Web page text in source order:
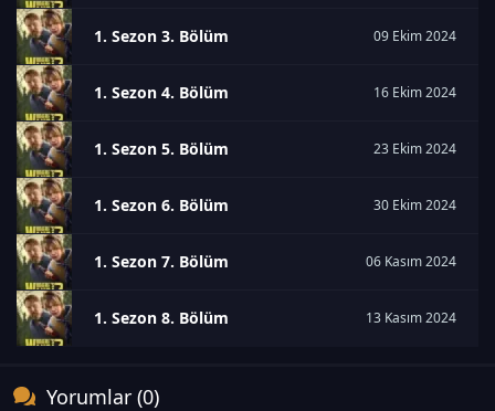
1. Sezon 3. Bölüm 09 Ekim 2024
1. Sezon 4. Bölüm 16 Ekim 2024
1. Sezon 5. Bölüm 23 Ekim 2024
1. Sezon 6. Bölüm 30 Ekim 2024
1. Sezon 7. Bölüm 06 Kasım 2024
1. Sezon 8. Bölüm 13 Kasım 2024
Yorumlar (0)